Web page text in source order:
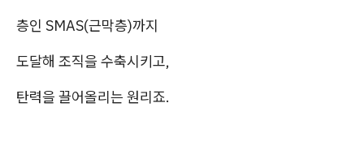
층인 SMAS(근막층)까지
도달해 조직을 수축시키고,
탄력을 끌어올리는 원리죠.